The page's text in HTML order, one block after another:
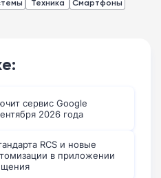
Техника
Смартфоны
сервис Google
2026 года
RCS и новые
в приложении